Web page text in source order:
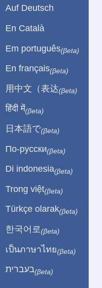
Auf Deutsch
En Català
Em português(βeta)
En français(βeta)
用中文（表达(βeta)
हिंदी में(βeta)
日本語で(βeta)
По-русски(βeta)
Di indonesia(βeta)
Trong việt(βeta)
Türkçe olarak(βeta)
한국어로 (βeta)
เป็นภาษาไทย(βeta)
בעברית(βeta)